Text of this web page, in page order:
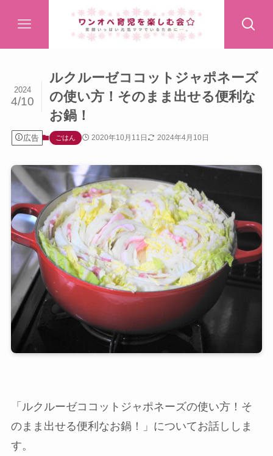
ルクルーゼココットジャポネーズ
の使い方！そのまま出せる便利な
お鍋！
2024
4/10
広告 ごはん 2020年10月11日 2024年4月10日
「ルクルーゼココットジャポネーズの使い方！そ
のまま出せる便利なお鍋！」についてお話ししま
す。